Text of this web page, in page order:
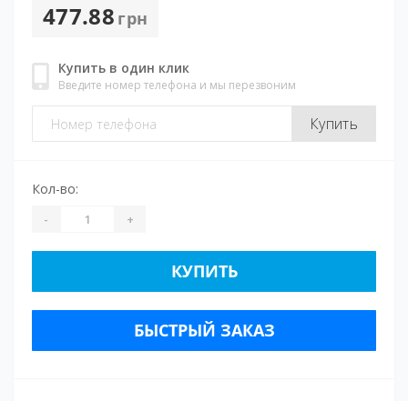
477.88 грн
Купить в один клик
Введите номер телефона и мы перезвоним
Купить
Кол-во:
- +
КУПИТЬ
БЫСТРЫЙ ЗАКАЗ